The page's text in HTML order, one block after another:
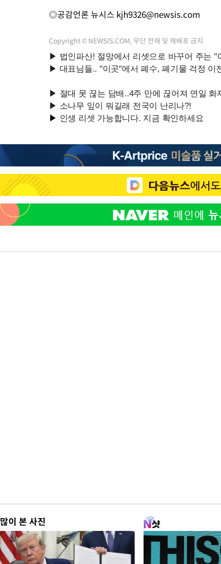
◎공감언론 뉴시스 kjh9326@newsis.com
Copyright © NEWSIS.COM, 무단 전재 및 재배포 금지
많이 본 사진